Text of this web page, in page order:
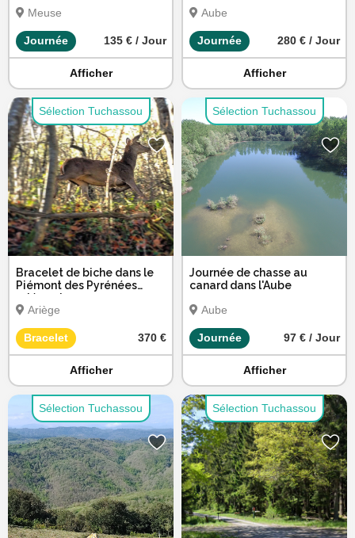
Meuse
Journée 135 € / Jour
Afficher
Aube
Journée 280 € / Jour
Afficher
Sélection Tuchassou
Bracelet de biche dans le
Piémont des Pyrénées
ariégeoise
Ariège
Bracelet 370 €
Afficher
Sélection Tuchassou
Journée de chasse au
canard dans l'Aube
Aube
Journée 97 € / Jour
Afficher
Sélection Tuchassou Sélection Tuchassou